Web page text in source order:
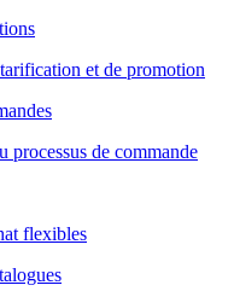
et de promotion
processus de commande
flexibles